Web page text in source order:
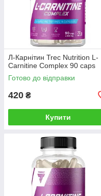
Л-Карнітин Trec Nutrition L-
Carnitine Complex 90 caps
Готово до відправки
420 ₴
Купити